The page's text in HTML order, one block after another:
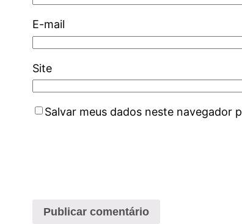
E-mail
Site
Salvar meus dados neste navegador